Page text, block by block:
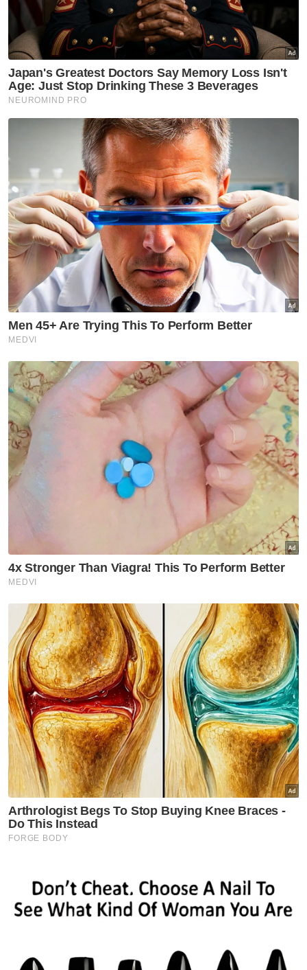
Nyamuk pembawa virus 'West
Nile' dikesan di Israel
GLOBAL
Korea Utara syor sup daging
cecah 36.7 darjah Celsius
GLOBAL
Prabowo kecewa Indonesia
gagal ke Piala Dunia, meskipun
penduduk hampir 300 juta
GLOBAL
Bertengkar isu laluan basikal,
empat remaja baling bebola
tisu basah ditahan